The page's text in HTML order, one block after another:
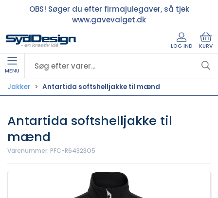
OBS! Søger du efter firmajulegaver, så tjek
www.gavevalget.dk
LOG IND KURV
MENU
Jakker Antartida softshelljakke til mænd
Antartida softshelljakke til
mænd
Varenummer: PFC-R64323O5